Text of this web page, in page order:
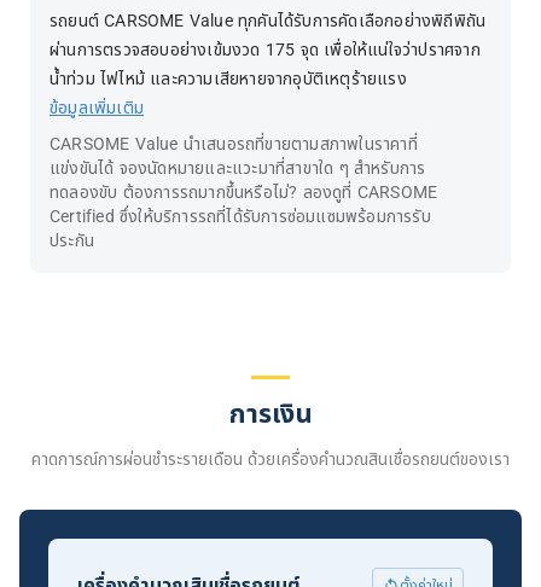
รถยนต์ CARSOME Value ทุกคันได้รับการคัดเลือกอย่างพิถีพิถัน
ผ่านการตรวจสอบอย่างเข้มงวด 175 จุด เพื่อให้แน่ใจว่าปราศจาก
น้ำท่วม ไฟไหม้ และความเสียหายจากอุบัติเหตุร้ายแรง
ข้อมูลเพิ่มเติม
CARSOME Value นำเสนอรถที่ขายตามสภาพในราคาที่
แข่งขันได้ จองนัดหมายและแวะมาที่สาขาใด ๆ สำหรับการ
ทดลองขับ ต้องการรถมากขึ้นหรือไม่? ลองดูที่ CARSOME
Certified ซึ่งให้บริการรถที่ได้รับการซ่อมแซมพร้อมการรับ
ประกัน
การเงิน
คาดการณ์การผ่อนชำระรายเดือน ด้วยเครื่องคำนวณสินเชื่อรถยนต์ของเรา